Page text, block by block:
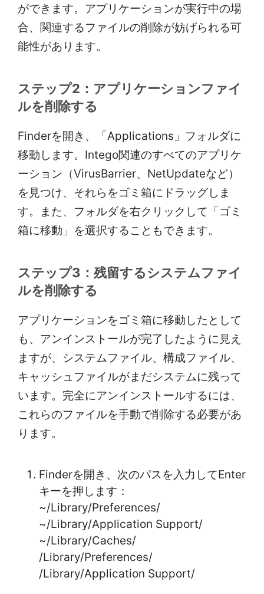
ができます。アプリケーションが実行中の場
合、関連するファイルの削除が妨げられる可
能性があります。
ステップ2：アプリケーションファイ
ルを削除する
Finderを開き、「Applications」フォルダに
移動します。Intego関連のすべてのアプリケ
ーション（VirusBarrier、NetUpdateなど）
を見つけ、それらをゴミ箱にドラッグしま
す。また、フォルダを右クリックして「ゴミ
箱に移動」を選択することもできます。
ステップ3：残留するシステムファイ
ルを削除する
アプリケーションをゴミ箱に移動したとして
も、アンインストールが完了したように見え
ますが、システムファイル、構成ファイル、
キャッシュファイルがまだシステムに残って
います。完全にアンインストールするには、
これらのファイルを手動で削除する必要があ
ります。
Finderを開き、次のパスを入力してEnter
キーを押します：
~/Library/Preferences/
~/Library/Application Support/
~/Library/Caches/
/Library/Preferences/
/Library/Application Support/